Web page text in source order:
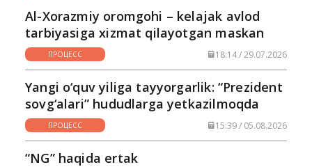
Al-Xorazmiy oromgohi – kelajak avlod
tarbiyasiga xizmat qilayotgan maskan
ПРОЦЕСС 18:14 / 29.07.2026
Yangi o‘quv yiliga tayyorgarlik: “Prezident
sovg‘alari” hududlarga yetkazilmoqda
ПРОЦЕСС 15:39 / 05.08.2026
“NG” haqida ertak